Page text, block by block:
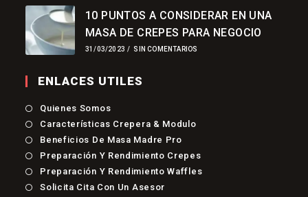
10 PUNTOS A CONSIDERAR EN UNA
MASA DE CREPES PARA NEGOCIO
31/03/2023 / SIN COMENTARIOS
ENLACES UTILES
Quienes Somos
Características Crepera & Modulo
Beneficios De Masa Madre Pro
Preparación Y Rendimiento Crepes
Preparación Y Rendimiento Waffles
Solicita Cita Con Un Asesor